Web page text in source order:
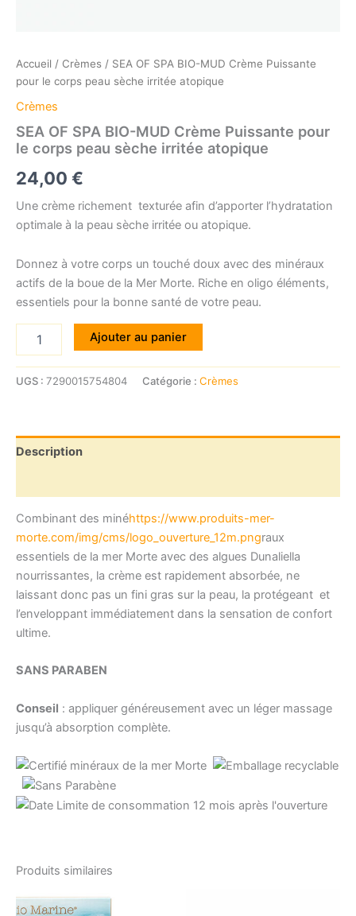
Accueil / Crèmes / SEA OF SPA BIO-MUD Crème Puissante
pour le corps peau sèche irritée atopique
Crèmes
SEA OF SPA BIO-MUD Crème Puissante pour
le corps peau sèche irritée atopique
24,00 €
Une crème richement texturée afin d’apporter l’hydratation
optimale à la peau sèche irritée ou atopique.
Donnez à votre corps un touché doux avec des minéraux
actifs de la boue de la Mer Morte. Riche en oligo éléments,
essentiels pour la bonne santé de votre peau.
OF
Crème
Puissante
peau
sèche
irritée
atopique
Ajouter au panier
UGS : 7290015754804 Catégorie : Crèmes
Description
Combinant des minéhttps://www.produits-mer-
morte.com/img/cms/logo_ouverture_12m.pngraux
essentiels de la mer Morte avec des algues Dunaliella
nourrissantes, la crème est rapidement absorbée, ne
laissant donc pas un fini gras sur la peau, la protégeant et
l’enveloppant immédiatement dans la sensation de confort
ultime.
SANS PARABEN
Conseil : appliquer généreusement avec un léger massage
jusqu’à absorption complète.
Produits similaires